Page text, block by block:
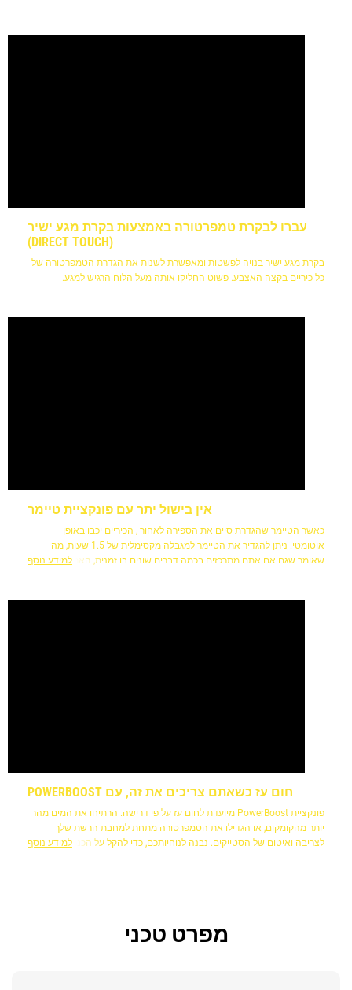
עברו לבקרת טמפרטורה באמצעות בקרת מגע ישיר
(DIRECT TOUCH)
בקרת מגע ישיר בנויה לפשטות ומאפשרת לשנות את הגדרת הטמפרטורה של
כל כיריים בקצה האצבע. פשוט החליקו אותה מעל הלוח הרגיש למגע.
אין בישול יתר עם פונקציית טיימר
כאשר הטיימר שהגדרת סיים את הספירה לאחור , הכיריים יכבו באופן
אוטומטי. ניתן להגדיר את הטיימר למגבלה מקסימלית של 1.5 שעות, מה
שאומר שגם אם אתם מתרכזים בכמה דברים שונים בו זמנית, הארוחה שלכם
למידע נוסף
חום עז כשאתם צריכים את זה, עם POWERBOOST
פונקציית PowerBoost מיועדת לחום עז על פי דרישה. הרתיחו את המים מהר
יותר מהקומקום, או הגדילו את הטמפרטורה מתחת למחבת הרשת שלך
לצריבה ואיטום של הסטייקים. נבנה לנוחיותכם, כדי להקל על הכנת הארוחות
למידע נוסף
מפרט טכני